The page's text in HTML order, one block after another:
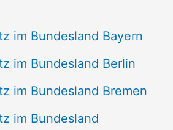
im Bundesland Bayern
im Bundesland Berlin
im Bundesland Bremen
im Bundesland